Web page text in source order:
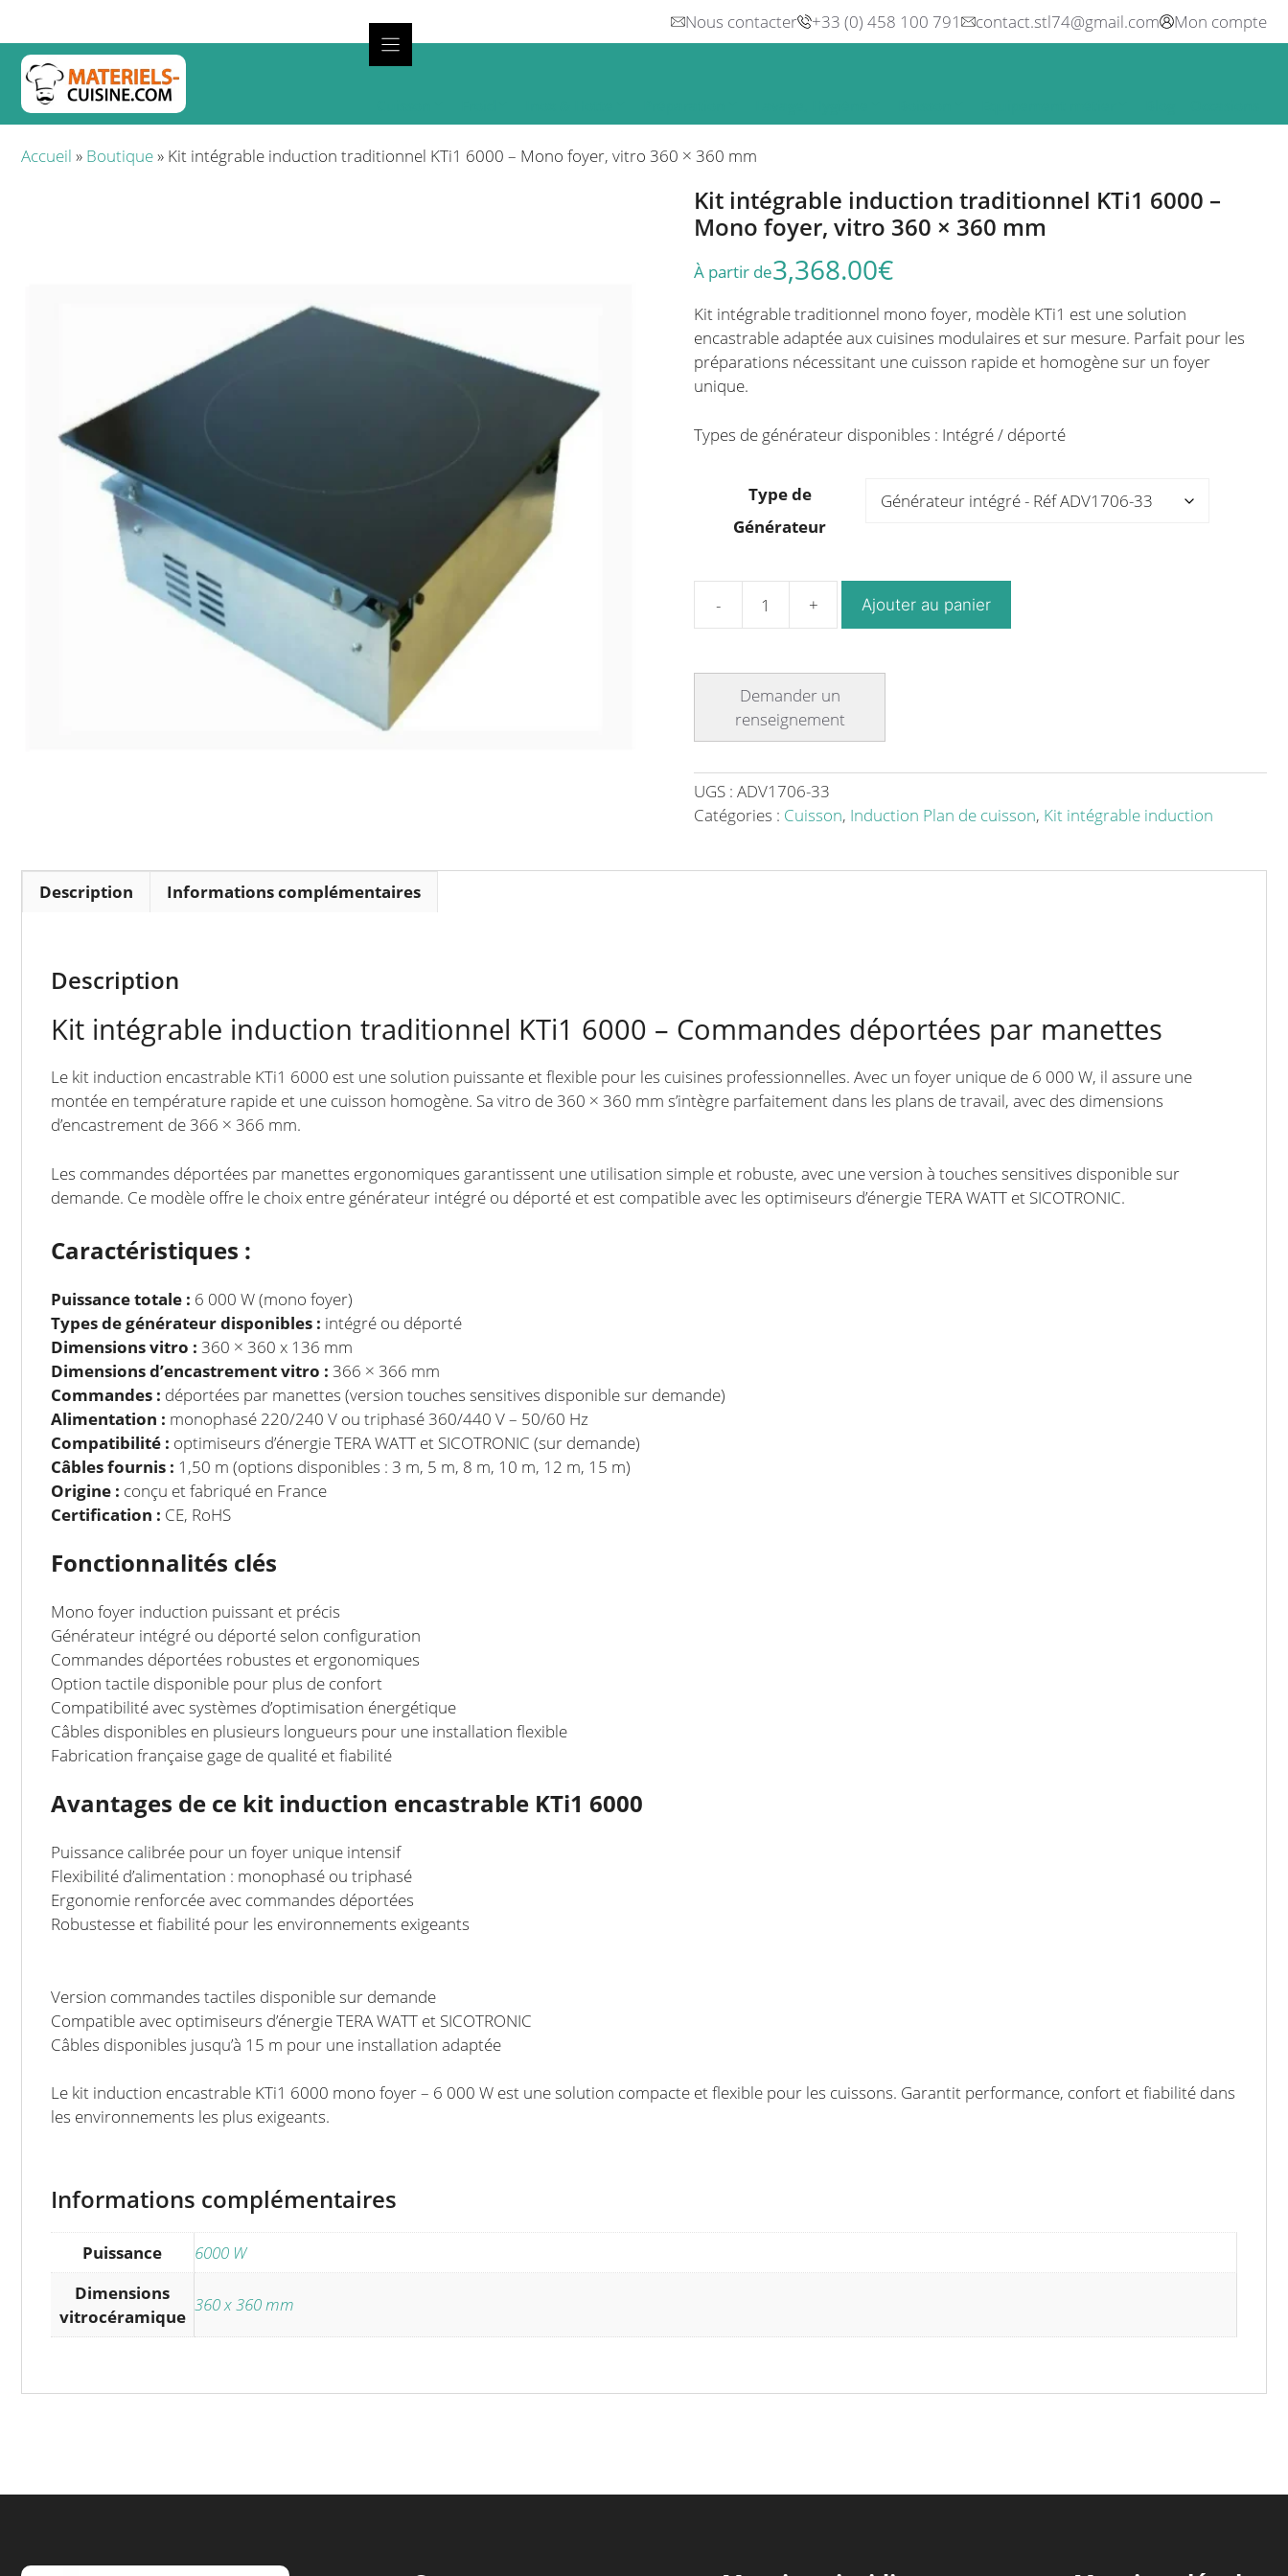
contenu
Nous contacter +33 (0) 458 100 791 contact.stl74@gmail.com Mon compte
Accueil » Boutique» Kit intégrable induction traditionnel KTi1 6000 – Mono foyer, vitro 360 × 360 mm
Kit intégrable induction traditionnel KTi1 6000 –
Mono foyer, vitro 360 × 360 mm
À partir de3,368.00€
Kit intégrable traditionnel mono foyer, modèle KTi1 est une solution
encastrable adaptée aux cuisines modulaires et sur mesure. Parfait pour les
préparations nécessitant une cuisson rapide et homogène sur un foyer
unique.
Types de générateur disponibles : Intégré / déporté
Type de
Générateur
quantité
intégrable
6000
–
Mono
vitro
Ajouter au panier
UGS : ADV1706-33
Catégories : Cuisson, Induction Plan de cuisson, Kit intégrable induction
Description Informations complémentaires
Description
Kit intégrable induction traditionnel KTi1 6000 – Commandes déportées par manettes
Le kit induction encastrable KTi1 6000 est une solution puissante et flexible pour les cuisines professionnelles. Avec un foyer unique de 6 000 W, il assure une
montée en température rapide et une cuisson homogène. Sa vitro de 360 × 360 mm s’intègre parfaitement dans les plans de travail, avec des dimensions
d’encastrement de 366 × 366 mm.
Les commandes déportées par manettes ergonomiques garantissent une utilisation simple et robuste, avec une version à touches sensitives disponible sur
demande. Ce modèle offre le choix entre générateur intégré ou déporté et est compatible avec les optimiseurs d’énergie TERA WATT et SICOTRONIC.
Caractéristiques :
Puissance totale : 6 000 W (mono foyer)
Types de générateur disponibles : intégré ou déporté
Dimensions vitro : 360 × 360 x 136 mm
Dimensions d’encastrement vitro : 366 × 366 mm
Commandes : déportées par manettes (version touches sensitives disponible sur demande)
Alimentation : monophasé 220/240 V ou triphasé 360/440 V – 50/60 Hz
Compatibilité : optimiseurs d’énergie TERA WATT et SICOTRONIC (sur demande)
Câbles fournis : 1,50 m (options disponibles : 3 m, 5 m, 8 m, 10 m, 12 m, 15 m)
Origine : conçu et fabriqué en France
Certification : CE, RoHS
Fonctionnalités clés
Mono foyer induction puissant et précis
Générateur intégré ou déporté selon configuration
Commandes déportées robustes et ergonomiques
Option tactile disponible pour plus de confort
Compatibilité avec systèmes d’optimisation énergétique
Câbles disponibles en plusieurs longueurs pour une installation flexible
Fabrication française gage de qualité et fiabilité
Avantages de ce kit induction encastrable KTi1 6000
Puissance calibrée pour un foyer unique intensif
Flexibilité d’alimentation : monophasé ou triphasé
Ergonomie renforcée avec commandes déportées
Robustesse et fiabilité pour les environnements exigeants
Version commandes tactiles disponible sur demande
Compatible avec optimiseurs d’énergie TERA WATT et SICOTRONIC
Câbles disponibles jusqu’à 15 m pour une installation adaptée
Le kit induction encastrable KTi1 6000 mono foyer – 6 000 W est une solution compacte et flexible pour les cuissons. Garantit performance, confort et fiabilité dans
les environnements les plus exigeants.
Informations complémentaires
Puissance
6000 W
Dimensions
vitrocéramique
360 x 360 mm